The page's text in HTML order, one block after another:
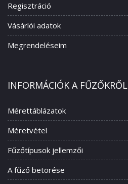
Regisztráció
Vásárlói adatok
Megrendeléseim
INFORMÁCIÓK A FŰZŐKRŐL
Mérettáblázatok
Méretvétel
Fűzőtípusok jellemzői
A fűző betörése